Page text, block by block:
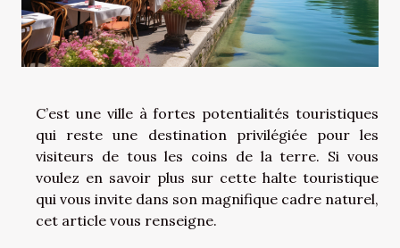
C’est une ville à fortes potentialités touristiques
qui reste une destination privilégiée pour les
visiteurs de tous les coins de la terre. Si vous
voulez en savoir plus sur cette halte touristique
qui vous invite dans son magnifique cadre naturel,
cet article vous renseigne.